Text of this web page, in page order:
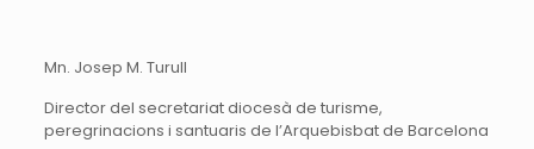
Mn. Josep M. Turull
Director del secretariat diocesà de turisme,
peregrinacions i santuaris de l’Arquebisbat de Barcelona